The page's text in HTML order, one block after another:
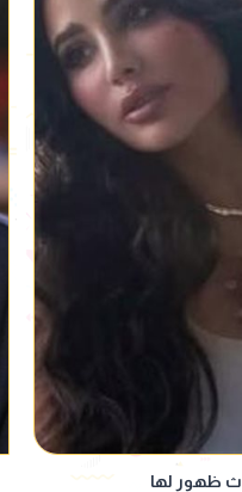
ظهور لها